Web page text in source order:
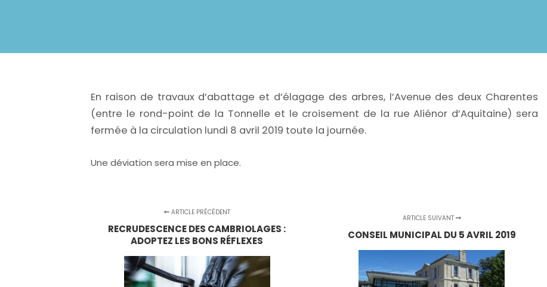
En raison de travaux d’abattage et d’élagage des arbres, l’Avenue des deux Charentes
(entre le rond-point de la Tonnelle et le croisement de la rue Aliénor d’Aquitaine) sera
fermée à la circulation lundi 8 avril 2019 toute la journée.
Une déviation sera mise en place.
ARTICLE PRÉCÉDENT
RECRUDESCENCE DES CAMBRIOLAGES :
ADOPTEZ LES BONS RÉFLEXES
ARTICLE SUIVANT
CONSEIL MUNICIPAL DU 5 AVRIL 2019